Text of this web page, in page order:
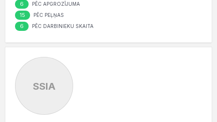
6 PĒC APGROZĪJUMA
15 PĒC PEĻŅAS
6 PĒC DARBINIEKU SKAITA
SSIA